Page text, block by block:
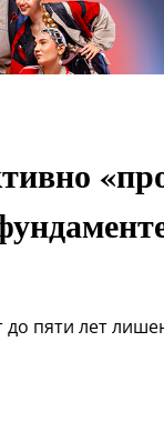
до пяти лет